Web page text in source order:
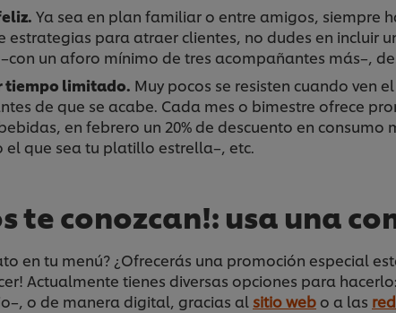
Ya sea en plan familiar o entre amigos, siempre
estrategias para atraer clientes, no dudes en
un aforo mínimo de tres acompañantes más–,
tiempo limitado. Muy pocos se resisten cuando ven
de que se acabe. Cada mes o bimestre ofrece
en febrero un 20% de descuento en
el que sea tu platillo estrella–, etc.
te conozcan!: usa una
en tu menú? ¿Ofrecerás una promoción especial
Actualmente tienes diversas opciones para
o de manera digital, gracias al sitio web o a las